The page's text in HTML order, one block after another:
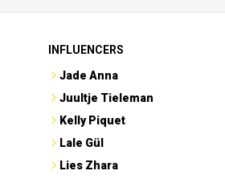
INFLUENCERS
Jade Anna
Juultje Tieleman
Kelly Piquet
Lale Gül
Lies Zhara